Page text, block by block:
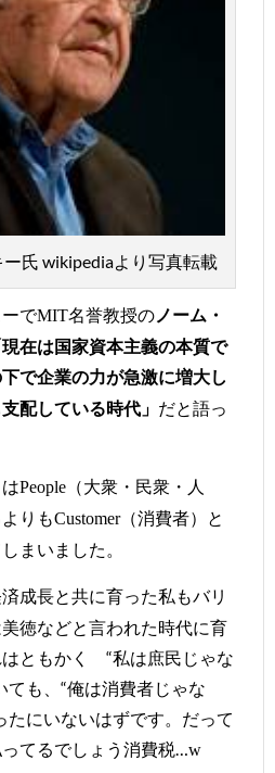
氏 wikipediaより写真転載
でMIT名誉教授の ノーム・
現在は国家資本主義の本質で
で企業の力が急激に増大し
配している時代」 だと語っ
People （大衆・民衆・人
りもCustomer（消費者）と
まいました。
成長と共に育った私もバリ
徳などと言われた時代に育
ともかく “私は庶民じゃな
も、“俺は消費者じゃな
にいないはずです。だって
てるでしょう消費税…w